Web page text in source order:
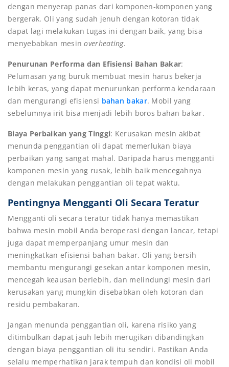
dengan menyerap panas dari komponen-komponen yang
bergerak. Oli yang sudah jenuh dengan kotoran tidak
dapat lagi melakukan tugas ini dengan baik, yang bisa
menyebabkan mesinoverheating.
Penurunan Performa dan Efisiensi Bahan Bakar:
Pelumasan yang buruk membuat mesin harus bekerja
lebih keras, yang dapat menurunkan performa kendaraan
dan mengurangi efisiensi bahan bakar. Mobil yang
sebelumnya irit bisa menjadi lebih boros bahan bakar.
Biaya Perbaikan yang Tinggi: Kerusakan mesin akibat
menunda penggantian oli dapat memerlukan biaya
perbaikan yang sangat mahal. Daripada harus mengganti
komponen mesin yang rusak, lebih baik mencegahnya
dengan melakukan penggantian oli tepat waktu.
Pentingnya Mengganti Oli Secara Teratur
Mengganti oli secara teratur tidak hanya memastikan
bahwa mesin mobil Anda beroperasi dengan lancar, tetapi
juga dapat memperpanjang umur mesin dan
meningkatkan efisiensi bahan bakar. Oli yang bersih
membantu mengurangi gesekan antar komponen mesin,
mencegah keausan berlebih, dan melindungi mesin dari
kerusakan yang mungkin disebabkan oleh kotoran dan
residu pembakaran.
Jangan menunda penggantian oli, karena risiko yang
ditimbulkan dapat jauh lebih merugikan dibandingkan
dengan biaya penggantian oli itu sendiri. Pastikan Anda
selalu memperhatikan jarak tempuh dan kondisi oli mobil